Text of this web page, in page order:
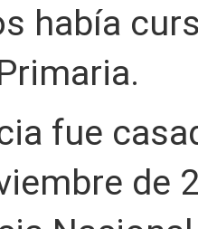
había
fue
de